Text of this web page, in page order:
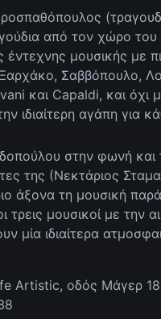
από τον χώρο του
μουσικής με
Σαββόπουλο,
και Capaldi, και όχι
ιδιαίτερη αγάπη για
στην φωνή και
της (Νεκτάριος
άξονα τη μουσική
μουσικοί με την
μία ιδιαίτερα
Artistic, οδός Μάγερ